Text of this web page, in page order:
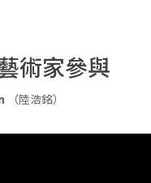
術家參與
陸浩銘）